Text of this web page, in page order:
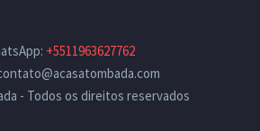
+5511963627762
- Todos os direitos reservados